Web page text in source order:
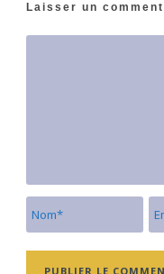
Laisser un